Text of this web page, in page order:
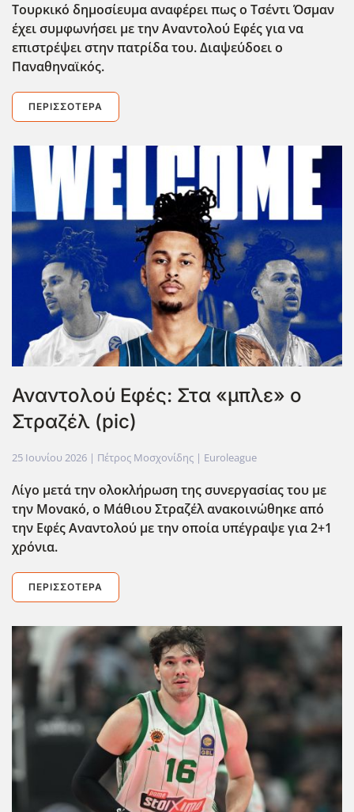
Τουρκικό δημοσίευμα αναφέρει πως ο Τσέντι Όσμαν
έχει συμφωνήσει με την Αναντολού Εφές για να
επιστρέψει στην πατρίδα του. Διαψεύδοει ο
Παναθηναϊκός.
ΠΕΡΙΣΣΌΤΕΡΑ
Αναντολού Εφές: Στα «μπλε» ο
Στραζέλ (pic)
25 Ιουνίου 2026 | Πέτρος Μοσχονίδης | Euroleague
Λίγο μετά την ολοκλήρωση της συνεργασίας του με
την Μονακό, ο Μάθιου Στραζέλ ανακοινώθηκε από
την Εφ΄ες Αναντολού με την οποία υπέγραψε για 2+1
χρόνια.
ΠΕΡΙΣΣΌΤΕΡΑ